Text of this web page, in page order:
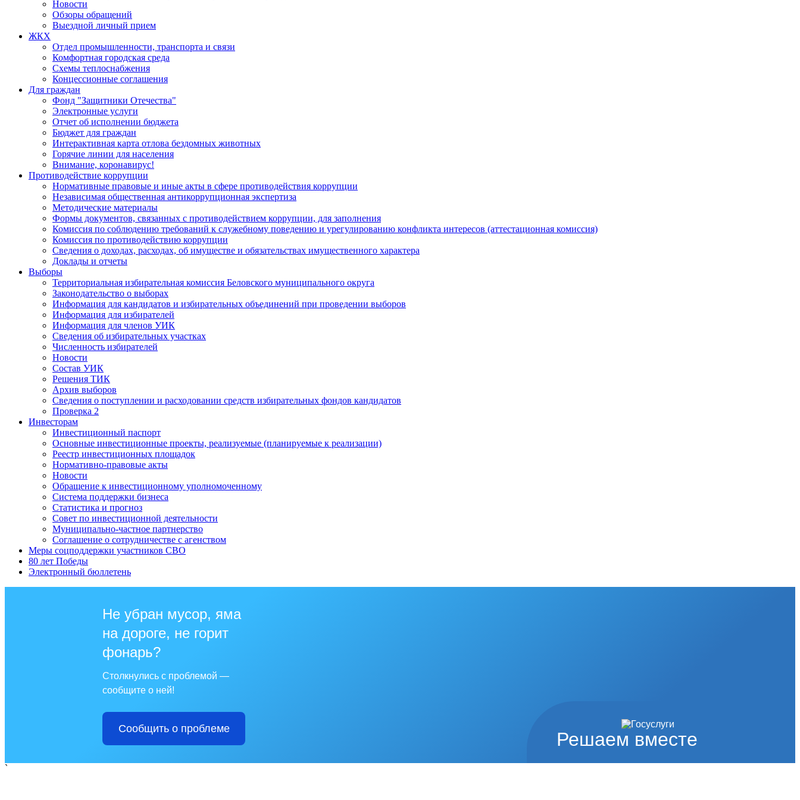
Новости
Обзоры обращений
Выездной личный прием
ЖКХ
Отдел промышленности, транспорта и связи
Комфортная городская среда
Схемы теплоснабжения
Концессионные соглашения
Для граждан
Фонд "Защитники Отечества"
Электронные услуги
Отчет об исполнении бюджета
Бюджет для граждан
Интерактивная карта отлова бездомных животных
Горячие линии для населения
Внимание, коронавирус!
Противодействие коррупции
Нормативные правовые и иные акты в сфере противодействия коррупции
Независимая общественная антикоррупционная экспертиза
Методические материалы
Формы документов, связанных с противодействием коррупции, для заполнения
Комиссия по соблюдению требований к служебному поведению и урегулированию конфликта интересов (аттестационная комиссия)
Комиссия по противодействию коррупции
Сведения о доходах, расходах, об имуществе и обязательствах имущественного характера
Доклады и отчеты
Выборы
Территориальная избирательная комиссия Беловского муниципального округа
Законодательство о выборах
Информация для кандидатов и избирательных объединений при проведении выборов
Информация для избирателей
Информация для членов УИК
Сведения об избирательных участках
Численность избирателей
Новости
Состав УИК
Решения ТИК
Архив выборов
Сведения о поступлении и расходовании средств избирательных фондов кандидатов
Проверка 2
Инвесторам
Инвестиционный паспорт
Основные инвестиционные проекты, реализуемые (планируемые к реализации)
Реестр инвестиционных площадок
Нормативно-правовые акты
Новости
Обращение к инвестиционному уполномоченному
Система поддержки бизнеса
Статистика и прогноз
Совет по инвестиционной деятельности
Муниципально-частное партнерство
Соглашение о сотрудничестве с агенством
Меры соцподдержки участников СВО
80 лет Победы
Электронный бюллетень
Решаем вместе
Не убран мусор, яма
на дороге, не горит
фонарь?
Столкнулись с проблемой —
сообщите о ней!
Сообщить о проблеме
`